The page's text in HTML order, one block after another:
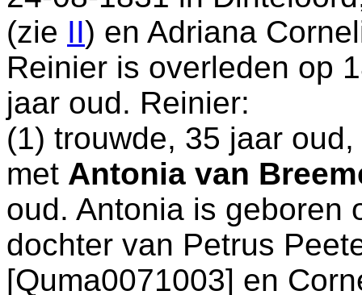
(zie II) en Adriana
Reinier is overleden op
jaar oud. Reinier:
(1) trouwde, 35 jaar
met Antonia van
oud. Antonia is geboren
dochter van Petrus
[Quma0071003] en